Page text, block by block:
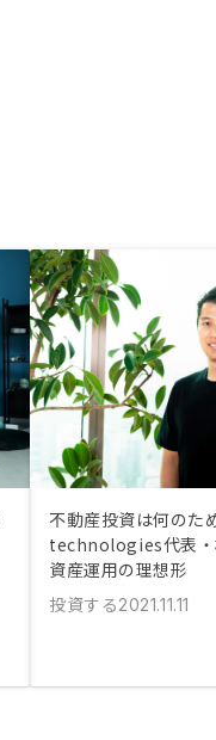
不動産投資は何のた
technologies代表・
資産運用の理想形
投資する2021.11.11